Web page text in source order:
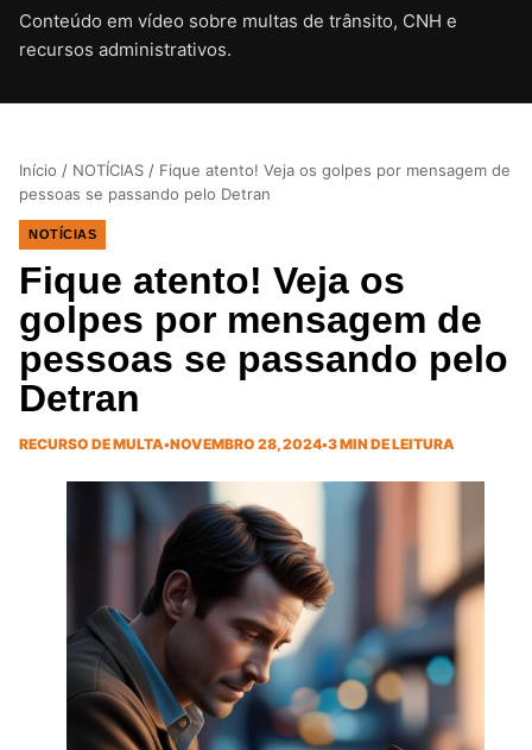
Conteúdo em vídeo sobre multas de trânsito, CNH e
recursos administrativos.CLIQUE PARA ATIVAR O SOM
Início / NOTÍCIAS / Fique atento! Veja os golpes por mensagem de
pessoas se passando pelo Detran
NOTÍCIAS
Fique atento! Veja os
golpes por mensagem de
pessoas se passando pelo
Detran
RECURSO DE MULTA•NOVEMBRO 28, 2024•3 MIN DE LEITURA